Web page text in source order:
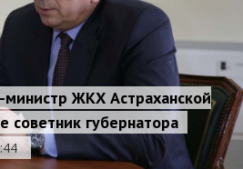
ЖКХ Астраханской
советник губернатора